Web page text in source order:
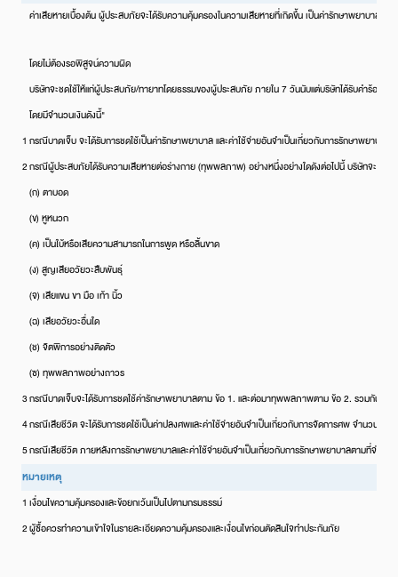
ค่าเสียหายเบื้องต้น ผู้ประสบภัยจะได้รับความคุ้มครองในความเสียหายที่เกิดขึ้น เป็นค่ารักษาพยาบาลก
โดยไม่ต้องรอพิสูจน์ความผิด
บริษัทจะชดใช้ให้แก่ผู้ประสบภัย/ทายาทโดยธรรมของผู้ประสบภัย ภายใน 7 วันนับแต่บริษัทได้รับคำร้องขอ
โดยมีจำนวนเงินดังนี้"
1 กรณีบาดเจ็บ จะได้รับการชดใช้เป็นค่ารักษาพยาบาล และค่าใช้จ่ายอันจำเป็นเกี่ยวกับการรักษาพยาบา
2กรณีผู้ประสบภัยได้รับความเสียหายต่อร่างกาย (ทุพพลภาพ) อย่างหนึ่งอย่างใดดังต่อไปนี้ บริษัทจะจ่า
(ก) ตาบอด
(ข) หูหนวก
(ค) เป็นใบ้หรือเสียความสามารถในการพูด หรือลิ้นขาด
(ง) สูญเสียอวัยวะสืบพันธุ์
(จ) เสียแขน ขา มือ เท้า นิ้ว
(ฉ) เสียอวัยวะอื่นใด
(ช) จิตพิการอย่างติดตัว
(ซ) ทุพพลภาพอย่างถาวร
3กรณีบาดเจ็บจะได้รับการชดใช้ค่ารักษาพยาบาลตาม ข้อ 1. และต่อมาทุพพลภาพตาม ข้อ 2. รวมกันแล้ว
4กรณีเสียชีวิต จะได้รับการชดใช้เป็นค่าปลงศพและค่าใช้จ่ายอันจำเป็นเกี่ยวกับการจัดการศพ จำนวน
5กรณีเสียชีวิต ภายหลังการรักษาพยาบาลและค่าใช้จ่ายอันจำเป็นเกี่ยวกับการรักษาพยาบาลตามที่จ่าย
หมายเหตุ
1 เงื่อนไขความคุ้มครองและข้อยกเว้นเป็นไปตามกรมธรรม์
2ผู้ซื้อควรทำความเข้าใจในรายละเอียดความคุ้มครองและเงื่อนไขก่อนตัดสินใจทำประกันภัย